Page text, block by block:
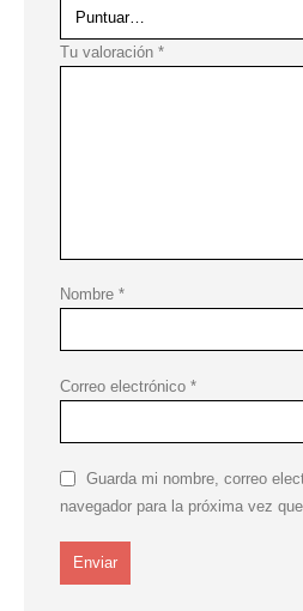
Tu valoración *
Nombre *
Correo electrónico *
Guarda mi nombre, correo
navegador para la próxima vez